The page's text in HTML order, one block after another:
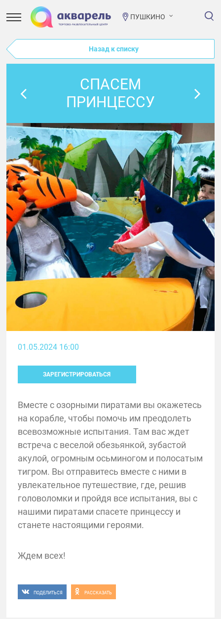
ПУШКИНО
Назад к списку
СПАСЕМ
ПРИНЦЕССУ
01.05.2024 16:00
ЗАРЕГИСТРИРОВАТЬСЯ
Вместе с озорными пиратами вы окажетесь
на корабле, чтобы помочь им преодолеть
всевозможные испытания. Там вас ждет
встреча с веселой обезьянкой, зубастой
акулой, огромным осьминогом и полосатым
тигром. Вы отправитесь вместе с ними в
увлекательное путешествие, где, решив
головоломки и пройдя все испытания, вы с
нашими пиратами спасете принцессу и
станете настоящими героями.
Ждем всех!
ПОДЕЛИТЬСЯ РАССКАЗАТЬ